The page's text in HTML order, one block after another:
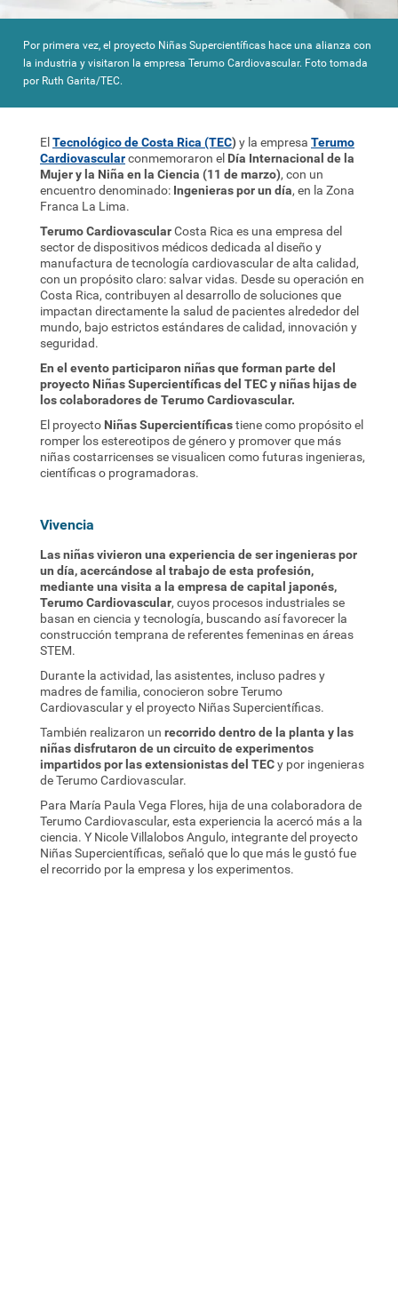
Por primera vez, el proyecto Niñas Supercientíficas hace una alianza con
la industria y visitaron la empresa Terumo Cardiovascular. Foto tomada
por Ruth Garita/TEC.
El Tecnológico de Costa Rica (TEC) y la empresa Terumo
Cardiovascularconmemoraron el Día Internacional de la
Mujer y la Niña en la Ciencia (11 de marzo), con un
encuentro denominado: Ingenieras por un día, en la Zona
Franca La Lima.
Terumo CardiovascularCosta Rica es una empresa del
sector de dispositivos médicos dedicada al diseño y
manufactura de tecnología cardiovascular de alta calidad,
con un propósito claro: salvar vidas. Desde su operación en
Costa Rica, contribuyen al desarrollo de soluciones que
impactan directamente la salud de pacientes alrededor del
mundo, bajo estrictos estándares de calidad, innovación y
seguridad.
En el evento participaron niñas que forman parte del
proyecto Niñas Supercientíficas del TEC y niñas hijas de
los colaboradores de Terumo Cardiovascular.
El proyecto Niñas Supercientíficastiene como propósito el
romper los estereotipos de género y promover que más
niñas costarricenses se visualicen como futuras ingenieras,
científicas o programadoras.
Vivencia
Las niñas vivieron una experiencia de ser ingenieras por
un día, acercándose al trabajo de esta profesión,
mediante una visita a la empresa de capital japonés,
Terumo Cardiovascular, cuyos procesos industriales se
basan en ciencia y tecnología, buscando así favorecer la
construcción temprana de referentes femeninas en áreas
STEM.
Durante la actividad, las asistentes, incluso padres y
madres de familia, conocieron sobre Terumo
Cardiovascular y el proyecto Niñas Supercientíficas.
También realizaron un recorrido dentro de la planta y las
niñas disfrutaron de un circuito de experimentos
impartidos por las extensionistas del TECy por ingenieras
de Terumo Cardiovascular.
Para María Paula Vega Flores, hija de una colaboradora de
Terumo Cardiovascular, esta experiencia la acercó más a la
ciencia. Y Nicole Villalobos Angulo, integrante del proyecto
Niñas Supercientíficas, señaló que lo que más le gustó fue
el recorrido por la empresa y los experimentos.